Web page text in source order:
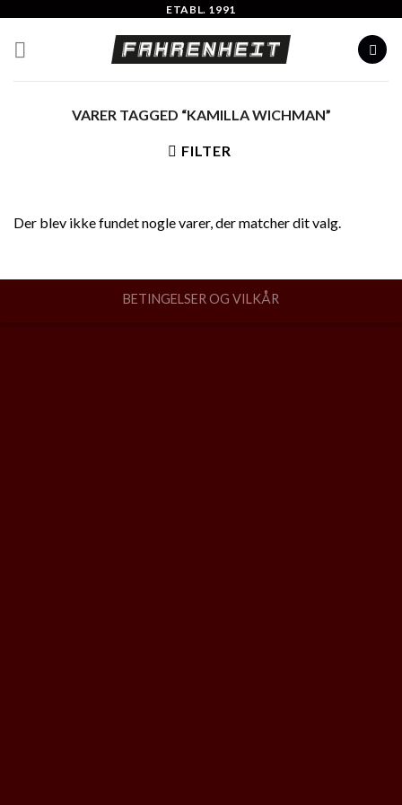
content
ETABL. 1991
VARER TAGGED “KAMILLA WICHMAN”
FILTER
Der blev ikke fundet nogle varer, der matcher dit valg.
BETINGELSER OG VILKÅR